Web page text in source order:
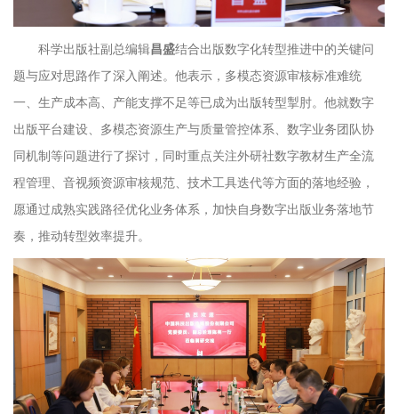
科学出版社副总编辑昌盛结合出版数字化转型推进中的关键问
题与应对思路作了深入阐述。他表示，多模态资源审核标准难统
一、生产成本高、产能支撑不足等已成为出版转型掣肘。他就数字
出版平台建设、多模态资源生产与质量管控体系、数字业务团队协
同机制等问题进行了探讨，同时重点关注外研社数字教材生产全流
程管理、音视频资源审核规范、技术工具迭代等方面的落地经验，
愿通过成熟实践路径优化业务体系，加快自身数字出版业务落地节
奏，推动转型效率提升。